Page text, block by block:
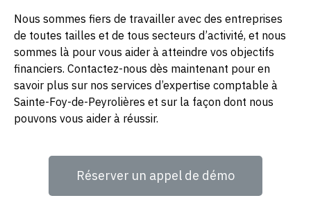
Nous sommes fiers de travailler avec des entreprises
de toutes tailles et de tous secteurs d’activité, et nous
sommes là pour vous aider à atteindre vos objectifs
financiers. Contactez-nous dès maintenant pour en
savoir plus sur nos services d’expertise comptable à
Sainte-Foy-de-Peyrolières et sur la façon dont nous
pouvons vous aider à réussir.
Réserver un appel de démo